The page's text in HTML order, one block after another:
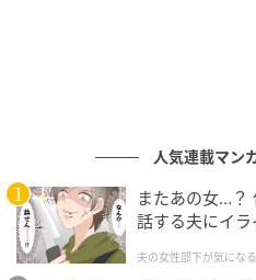
このころから私は義実家関
だけでなく、少し調べるこ
てみると——驚いた。
人気連載マン
またあの女…？
話する夫にイラ
夫の女性部下が気になる